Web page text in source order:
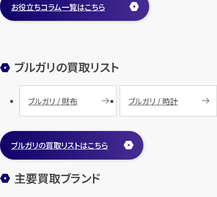
お役立ちコラム一覧はこちら
ブルガリの買取リスト
ブルガリ / 財布 ブルガリ / 時計
ブルガリの買取リストはこちら
主要買取ブランド